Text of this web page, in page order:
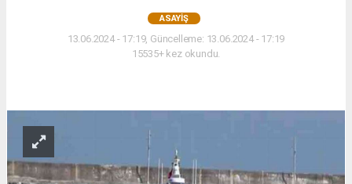
ASAYIŞ
13.06.2024 - 17:19, Güncelleme: 13.06.2024 - 17:19
15535+ kez okundu.